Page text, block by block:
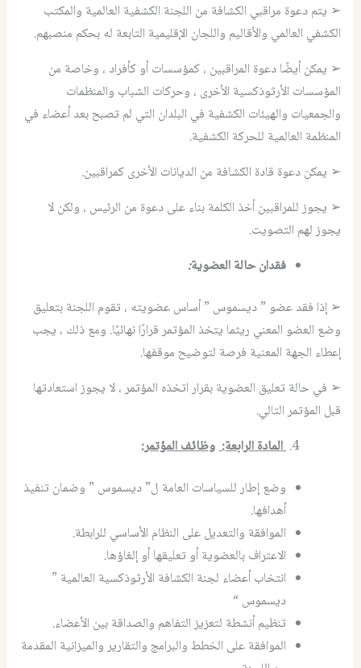
➢ يتم دعوة مراقبي الكشافة من اللجنة الكشفية العالمية والمكتب
الكشفي العالمي والأقاليم واللجان الإقليمية التابعة له بحكم منصبهم.
➢ يمكن أيضًا دعوة المراقبين ، كمؤسسات أو كأفراد ، وخاصة من
المؤسسات الأرثوذكسية الأخرى ، وحركات الشباب والمنظمات
والجمعيات والهيئات الكشفية في البلدان التي لم تصبح بعد أعضاء في
المنظمة العالمية للحركة الكشفية.
➢ يمكن دعوة قادة الكشافة من الديانات الأخرى كمراقبين.
➢ يجوز للمراقبين أخذ الكلمة بناء على دعوة من الرئيس ، ولكن لا
يجوز لهم التصويت.
فقدان حالةالعضوية:
➢ إذا فقد عضو ” ديسموس ” أساس عضويته ، تقوم اللجنة بتعليق
وضع العضو المعني ريثما يتخذ المؤتمر قرارًا نهائيًا. ومع ذلك ، يجب
إعطاء الجهة المعنية فرصة لتوضيح موقفها.
➢ في حالة تعليق العضوية بقرار اتخذه المؤتمر ، لا يجوز استعادتها
قبل المؤتمر التالي.
المادة الرابعة:وظائف المؤتمر:
وضع إطار للسياسات العامة ل” ديسموس ” وضمان تنفيذ
أهدافها.
الموافقة والتعديل على النظام الأساسي للرابطة.
الاعتراف بالعضوية أو تعليقها أو إلغاؤها.
انتخاب أعضاء لجنة الكشافة الأرثوذكسية العالمية ”
ديسموس “
تنظيم أنشطة لتعزيز التفاهم والصداقة بين الأعضاء.
الموافقة على الخطط والبرامج والتقارير والميزانية المقدمة